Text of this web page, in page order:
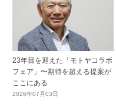
23年目を迎えた「モトヤコラボ
フェア」〜期待を超える提案が
ここにある
2026年07月03日